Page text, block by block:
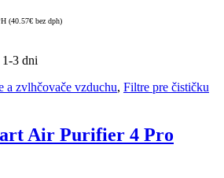
(40.57€ bez dph)
1-3 dni
a zvlhčovače vzduchu, Filtre pre čističku
Air Purifier 4 Pro